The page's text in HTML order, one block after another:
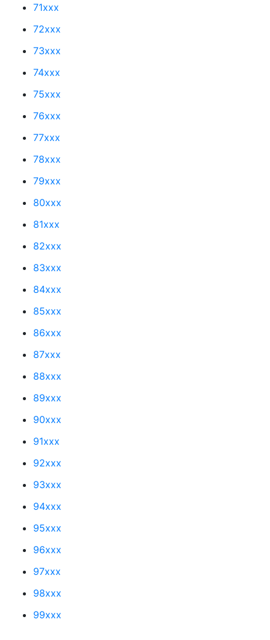
71xxx
72xxx
73xxx
74xxx
75xxx
76xxx
77xxx
78xxx
79xxx
80xxx
81xxx
82xxx
83xxx
84xxx
85xxx
86xxx
87xxx
88xxx
89xxx
90xxx
91xxx
92xxx
93xxx
94xxx
95xxx
96xxx
97xxx
98xxx
99xxx